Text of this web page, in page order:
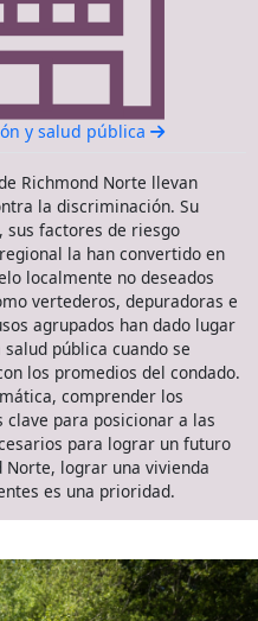
y salud pública
Richmond Norte llevan
la discriminación. Su
sus factores de riesgo
la han convertido en
localmente no deseados
vertederos, depuradoras e
agrupados han dado lugar
pública cuando se
los promedios del condado.
comprender los
clave para posicionar a las
para lograr un futuro
lograr una vivienda
es una prioridad.